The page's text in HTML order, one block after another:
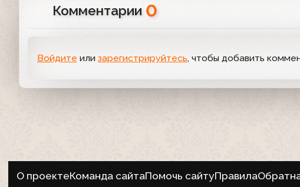
Комментарии 0
Войдите или зарегистрируйтесь, чтобы добавить
О проектеКоманда сайтаПомочь сайтуПравила